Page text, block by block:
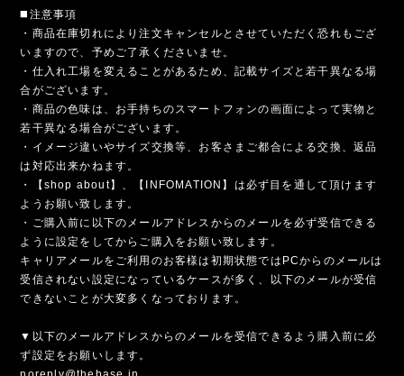
◼️注意事項
・商品在庫切れにより注文キャンセルとさせていただく恐れもござ
いますので、予めご了承くださいませ。
・仕入れ工場を変えることがあるため、記載サイズと若干異なる場
合がございます。
・商品の色味は、お手持ちのスマートフォンの画面によって実物と
若干異なる場合がございます。
・イメージ違いやサイズ交換等、お客さまご都合による交換、返品
は対応出来かねます。
・【shop about】、【INFOMATION】は必ず目を通して頂けます
ようお願い致します。
・ご購入前に以下のメールアドレスからのメールを必ず受信できる
ように設定をしてからご購入をお願い致します。
キャリアメールをご利用のお客様は初期状態ではPCからのメールは
受信されない設定になっているケースが多く、以下のメールが受信
できないことが大変多くなっております。
▼以下のメールアドレスからのメールを受信できるよう購入前に必
ず設定をお願いします。